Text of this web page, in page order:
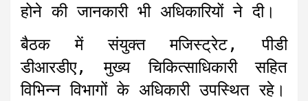
होने की जानकारी भी अधिकारियों ने दी।
बैठक में संयुक्त मजिस्ट्रेट, पीडी
डीआरडीए, मुख्य चिकित्साधिकारी सहित
विभिन्न विभागों के अधिकारी उपस्थित रहे।